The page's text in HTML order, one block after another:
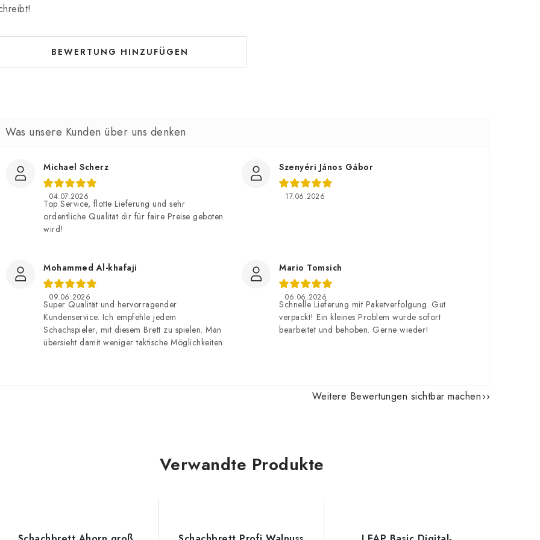
BEWERTUNG HINZUFÜGEN
Michael Scherz
04.07.2026
Top Service, flotte Lieferung und sehr
ordentliche Qualität dir für faire Preise geboten
wird!
Szenyéri János Gábor
17.06.2026
Mohammed Al-khafaji
09.06.2026
Super Qualität und hervorragender
Kundenservice. Ich empfehle jedem
Schachspieler, mit diesem Brett zu spielen. Man
übersieht damit weniger taktische Möglichkeiten.
Mario Tomsich
06.06.2026
Schnelle Lieferung mit Paketverfolgung. Gut
verpackt! Ein kleines Problem wurde sofort
bearbeitet und behoben. Gerne wieder!
Weitere Bewertungen sichtbar machen
Verwandte Produkte